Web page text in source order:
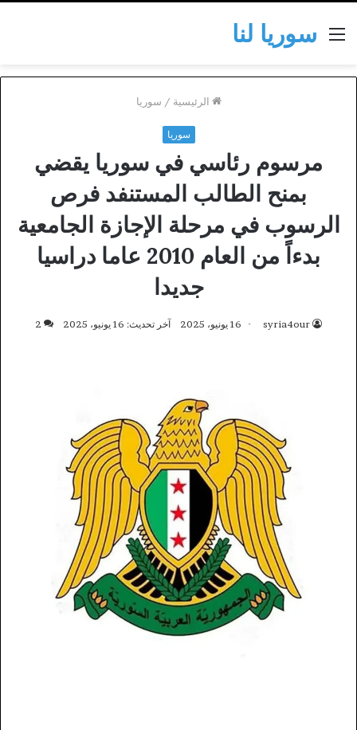
سوريا لناالقائمة
الرئيسية / سوريا
سوريا
مرسوم رئاسي في سوريا يقضي
بمنح الطالب المستنفد فرص
الرسوب في مرحلة الإجازة الجامعية
بدءاً من العام 2010 عاما دراسيا
جديدا
syria4our 16 يونيو، 2025 آخر تحديث: 16 يونيو، 2025 2